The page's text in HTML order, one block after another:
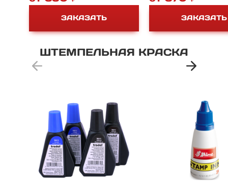
ШТЕМПЕЛЬНАЯ КРАСКА
ЗАКАЗАТЬ ЗАКАЗАТЬ